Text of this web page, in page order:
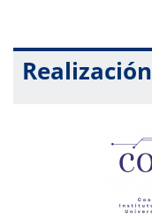
Realización